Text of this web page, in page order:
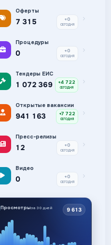
Оферты
7 315 +0
СЕГОДНЯ
Процедуры
0 +0
СЕГОДНЯ
Тендеры ЕИС
1 072 369 +4 722
СЕГОДНЯ
Открытые вакансии
941 163 +7 722
СЕГОДНЯ
Пресс-релизы
12 +0
СЕГОДНЯ
Видео
0 +0
СЕГОДНЯ
Просмотрыза 30 дней 9 613